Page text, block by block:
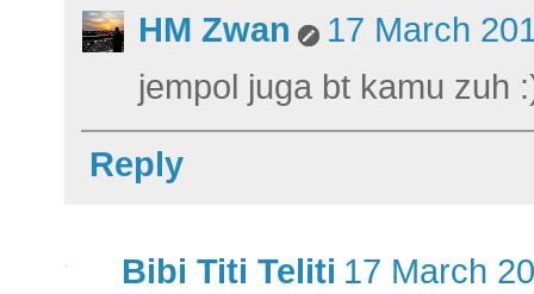
HM Zwan
17 March
jempol juga bt kamu zuh
Reply
Bibi Titi Teliti 17 March